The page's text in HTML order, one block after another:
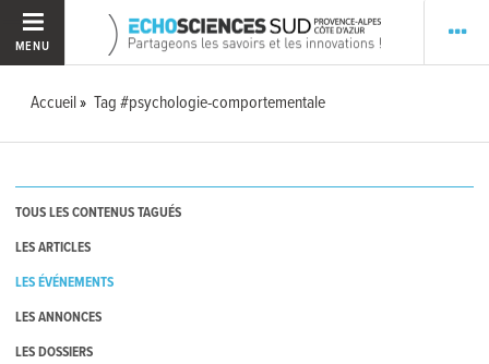
MENU
Accueil Tag #psychologie-comportementale
TOUS LES CONTENUS TAGUÉS
LES ARTICLES
LES ÉVÉNEMENTS
LES ANNONCES
LES DOSSIERS